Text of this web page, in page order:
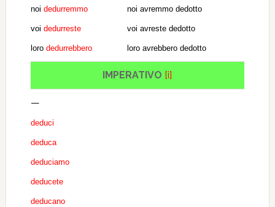
noi dedurremmo
voi dedurreste
loro dedurrebbero
noi avremmo dedotto
voi avreste dedotto
loro avrebbero dedotto
IMPERATIVO [i]
—
deduci
deduca
deduciamo
deducete
deducano